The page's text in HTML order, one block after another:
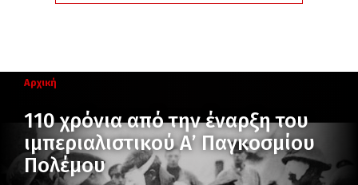
Αρχική
110 χρόνια από την έναρξη του
ιμπεριαλιστικού Α’ Παγκοσμίου
Πολέμου